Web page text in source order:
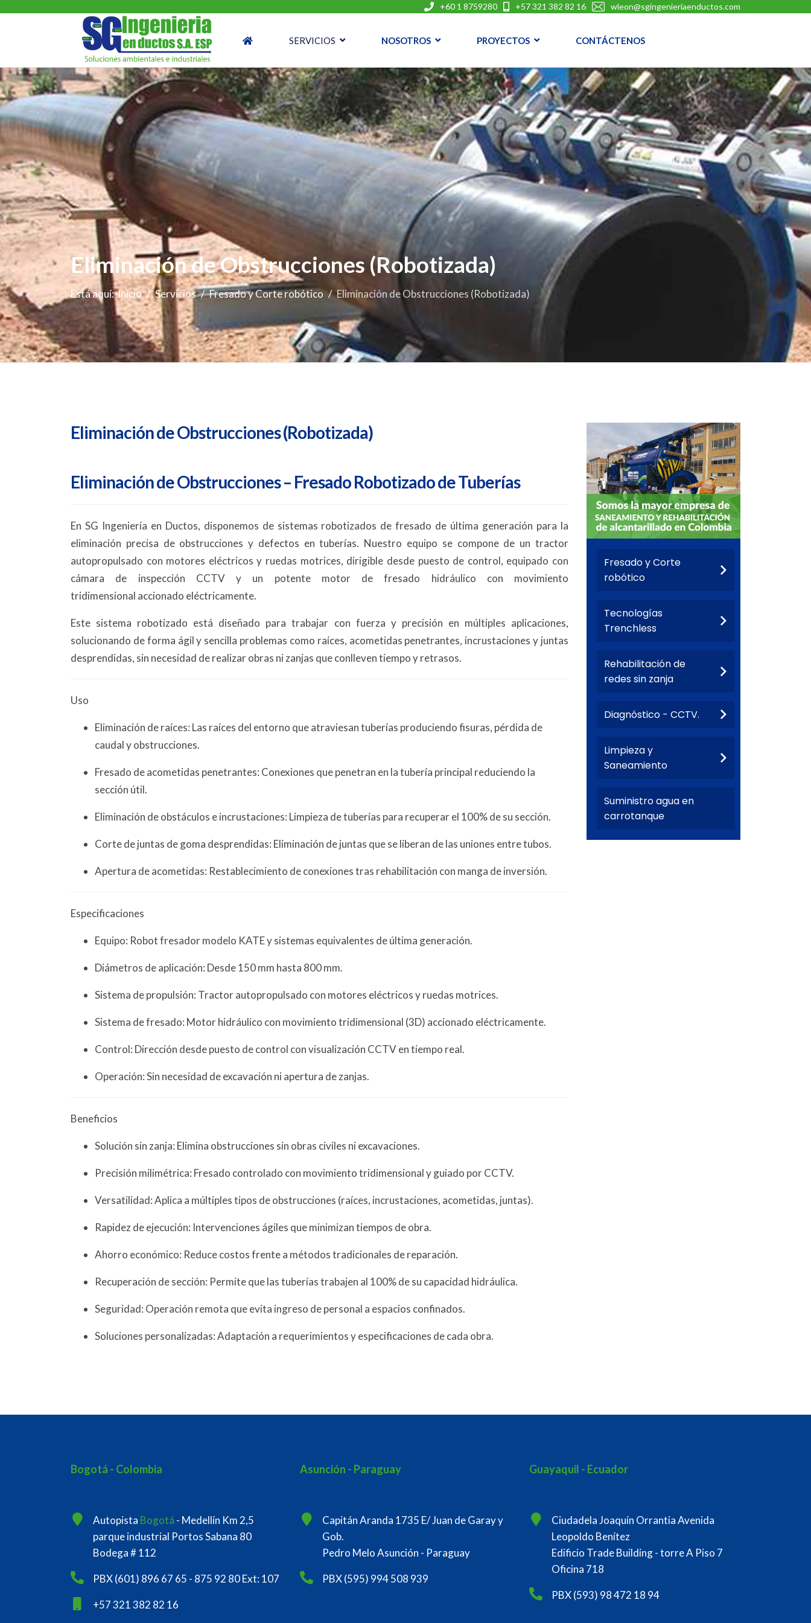
+60 1 8759280 +57 321 382 82 16 wleon@sgingenieriaenductos.com
SERVICIOS NOSOTROS PROYECTOS CONTÁCTENOS
Eliminación de Obstrucciones (Robotizada)
Está aquí:Inicio Servicios Fresado y Corte robótico Eliminación de Obstrucciones (Robotizada)
Eliminación de Obstrucciones (Robotizada)
Eliminación de Obstrucciones – Fresado Robotizado de Tuberías
En SG Ingeniería en Ductos, disponemos de sistemas robotizados de fresado de última generación para la
eliminación precisa de obstrucciones y defectos en tuberías. Nuestro equipo se compone de un tractor
autopropulsado con motores eléctricos y ruedas motrices, dirigible desde puesto de control, equipado con
cámara de inspección CCTV y un potente motor de fresado hidráulico con movimiento
tridimensional accionado eléctricamente.
Este sistema robotizado está diseñado para trabajar con fuerza y precisión en múltiples aplicaciones,
solucionando de forma ágil y sencilla problemas como raíces, acometidas penetrantes, incrustaciones y juntas
desprendidas, sin necesidad de realizar obras ni zanjas que conlleven tiempo y retrasos.
Uso
Eliminación de raíces: Las raíces del entorno que atraviesan tuberías produciendo fisuras, pérdida de
caudal y obstrucciones.
Fresado de acometidas penetrantes: Conexiones que penetran en la tubería principal reduciendo la
sección útil.
Eliminación de obstáculos e incrustaciones: Limpieza de tuberías para recuperar el 100% de su sección.
Corte de juntas de goma desprendidas: Eliminación de juntas que se liberan de las uniones entre tubos.
Apertura de acometidas: Restablecimiento de conexiones tras rehabilitación con manga de inversión.
Especificaciones
Equipo: Robot fresador modelo KATE y sistemas equivalentes de última generación.
Diámetros de aplicación: Desde 150 mm hasta 800 mm.
Sistema de propulsión: Tractor autopropulsado con motores eléctricos y ruedas motrices.
Sistema de fresado: Motor hidráulico con movimiento tridimensional (3D) accionado eléctricamente.
Control: Dirección desde puesto de control con visualización CCTV en tiempo real.
Operación: Sin necesidad de excavación ni apertura de zanjas.
Beneficios
Solución sin zanja: Elimina obstrucciones sin obras civiles ni excavaciones.
Precisión milimétrica: Fresado controlado con movimiento tridimensional y guiado por CCTV.
Versatilidad: Aplica a múltiples tipos de obstrucciones (raíces, incrustaciones, acometidas, juntas).
Rapidez de ejecución: Intervenciones ágiles que minimizan tiempos de obra.
Ahorro económico: Reduce costos frente a métodos tradicionales de reparación.
Recuperación de sección: Permite que las tuberías trabajen al 100% de su capacidad hidráulica.
Seguridad: Operación remota que evita ingreso de personal a espacios confinados.
Soluciones personalizadas: Adaptación a requerimientos y especificaciones de cada obra.
Fresado y Corte
robótico
Tecnologías
Trenchless
Rehabilitación de
redes sin zanja
Diagnóstico - CCTV.
Limpieza y
Saneamiento
Suministro agua en
carrotanque
Bogotá - Colombia
Autopista Bogotá - Medellín Km 2,5
parque industrial Portos Sabana 80
Bodega # 112
PBX (601) 896 67 65 - 875 92 80 Ext: 107
+57 321 382 82 16
Asunción - Paraguay
Capitán Aranda 1735 E/ Juan de Garay y
Gob.
Pedro Melo Asunción - Paraguay
PBX (595) 994 508 939
Guayaquil - Ecuador
Ciudadela Joaquín Orrantia Avenida
Leopoldo Benítez
Edificio Trade Building - torre A Piso 7
Oficina 718
PBX (593) 98 472 18 94